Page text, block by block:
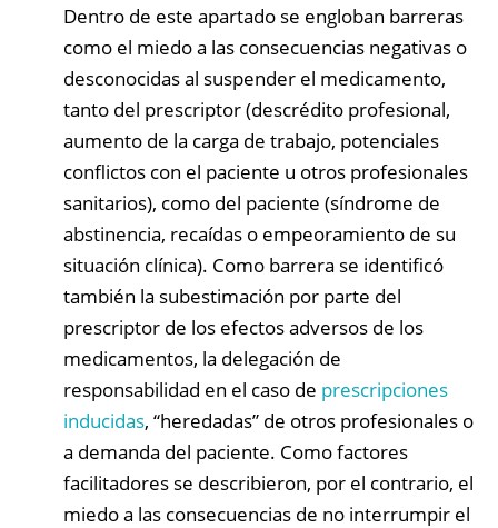
Dentro de este apartado se engloban barreras
como el miedo a las consecuencias negativas o
desconocidas al suspender el medicamento,
tanto del prescriptor (descrédito profesional,
aumento de la carga de trabajo, potenciales
conflictos con el paciente u otros profesionales
sanitarios), como del paciente (síndrome de
abstinencia, recaídas o empeoramiento de su
situación clínica). Como barrera se identificó
también la subestimación por parte del
prescriptor de los efectos adversos de los
medicamentos, la delegación de
responsabilidad en el caso de prescripciones
inducidas, “heredadas” de otros profesionales o
a demanda del paciente. Como factores
facilitadores se describieron, por el contrario, el
miedo a las consecuencias de no interrumpir el